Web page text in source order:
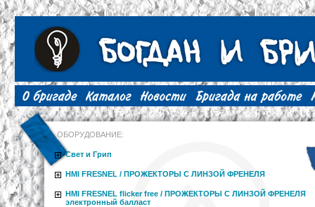
ОБОРУДОВАНИЕ:
Свет и Грип
HMI FRESNEL / ПРОЖЕКТОРЫ С ЛИНЗОЙ ФРЕНЕЛЯ
HMI FRESNEL flicker free / ПРОЖЕКТОРЫ С ЛИНЗОЙ ФРЕНЕЛЯ
электронный балласт